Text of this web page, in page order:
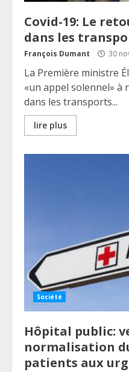
Covid-19: Le
dans les
François Dumant 30
La Première ministre
«un appel solennel» à
dans les transports...
lire plus
Société
Hôpital public:
normalisation
patients aux